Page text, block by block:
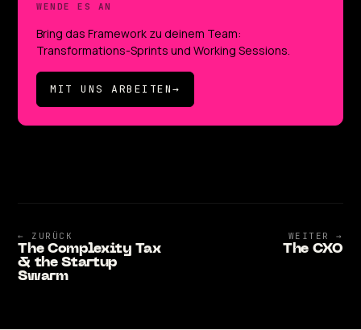
WENDE ES AN
Bring das Framework zu deinem Team:
Transformations-Sprints und Working Sessions.
MIT UNS ARBEITEN→
← ZURÜCK
The Complexity Tax
& the Startup
Swarm
WEITER →
The CXO